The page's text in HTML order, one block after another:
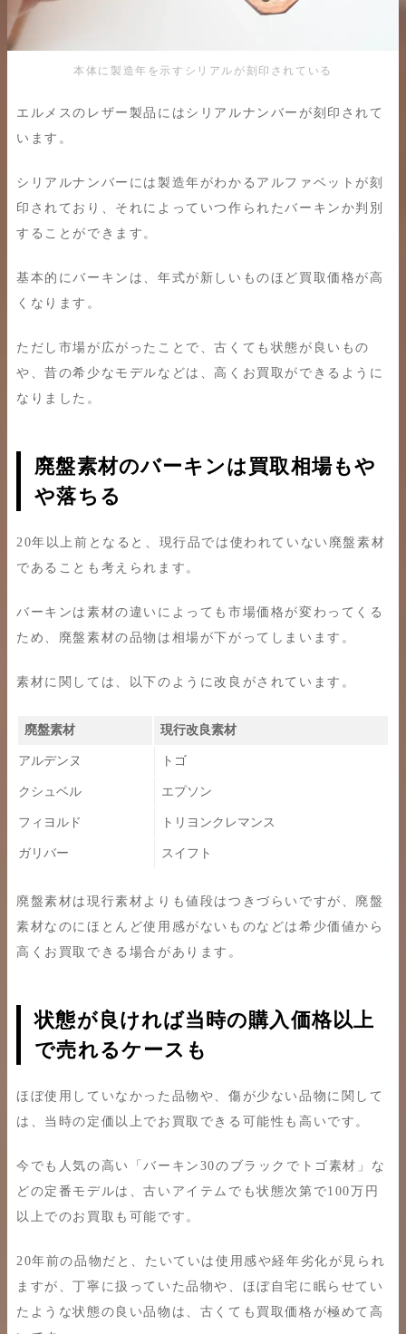
本体に製造年を示すシリアルが刻印されている
エルメスのレザー製品にはシリアルナンバーが刻印されて
います。
シリアルナンバーには製造年がわかるアルファベットが刻
印されており、それによっていつ作られたバーキンか判別
することができます。
基本的にバーキンは、年式が新しいものほど買取価格が高
くなります。
ただし市場が広がったことで、古くても状態が良いもの
や、昔の希少なモデルなどは、高くお買取ができるように
なりました。
廃盤素材のバーキンは買取相場もや
や落ちる
20年以上前となると、現行品では使われていない廃盤素材
であることも考えられます。
バーキンは素材の違いによっても市場価格が変わってくる
ため、廃盤素材の品物は相場が下がってしまいます。
素材に関しては、以下のように改良がされています。
廃盤素材 現行改良素材
アルデンヌ トゴ
クシュベル エプソン
フィヨルド トリヨンクレマンス
ガリバー スイフト
廃盤素材は現行素材よりも値段はつきづらいですが、廃盤
素材なのにほとんど使用感がないものなどは希少価値から
高くお買取できる場合があります。
状態が良ければ当時の購入価格以上
で売れるケースも
ほぼ使用していなかった品物や、傷が少ない品物に関して
は、当時の定価以上でお買取できる可能性も高いです。
今でも人気の高い「バーキン30のブラックでトゴ素材」な
どの定番モデルは、古いアイテムでも状態次第で100万円
以上でのお買取も可能です。
20年前の品物だと、たいていは使用感や経年劣化が見られ
ますが、丁寧に扱っていた品物や、ほぼ自宅に眠らせてい
たような状態の良い品物は、古くても買取価格が極めて高